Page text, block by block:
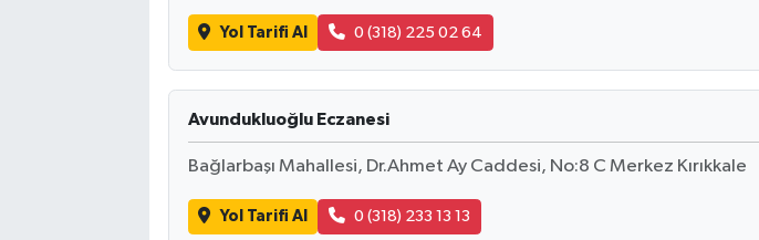
Yol Tarifi Al 0 (318) 225 02 64
Avundukluoğlu Eczanesi
Bağlarbaşı Mahallesi, Dr.Ahmet Ay Caddesi, No:8 C Merkez Kırıkkale
Yol Tarifi Al 0 (318) 233 13 13